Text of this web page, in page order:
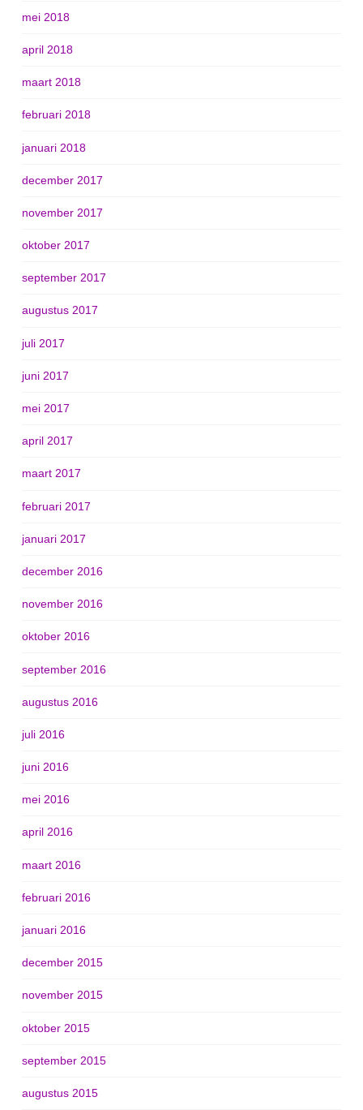
mei 2018
april 2018
maart 2018
februari 2018
januari 2018
december 2017
november 2017
oktober 2017
september 2017
augustus 2017
juli 2017
juni 2017
mei 2017
april 2017
maart 2017
februari 2017
januari 2017
december 2016
november 2016
oktober 2016
september 2016
augustus 2016
juli 2016
juni 2016
mei 2016
april 2016
maart 2016
februari 2016
januari 2016
december 2015
november 2015
oktober 2015
september 2015
augustus 2015